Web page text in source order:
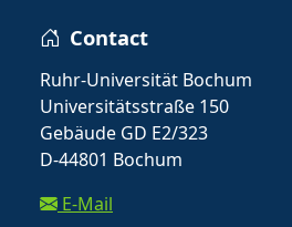
Contact
Ruhr-Universität Bochum
Universitätsstraße 150
Gebäude GD E2/323
D-44801 Bochum
E-Mail